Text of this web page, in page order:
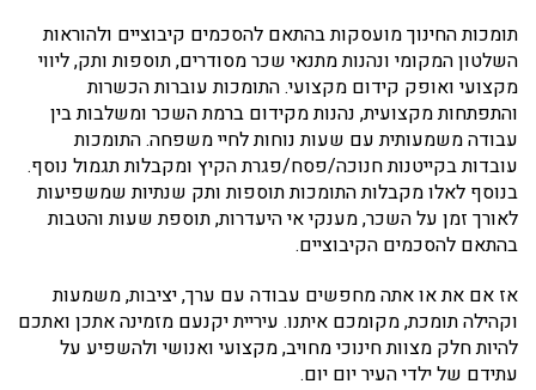
תומכות החינוך מועסקות בהתאם להסכמים קיבוציים ולהוראות
השלטון המקומי ונהנות מתנאי שכר מסודרים, תוספות ותק, ליווי
מקצועי ואופק קידום מקצועי. התומכות עוברות הכשרות
והתפתחות מקצועית, נהנות מקידום ברמת השכר ומשלבות בין
עבודה משמעותית עם שעות נוחות לחיי משפחה. התומכות
עובדות בקייטנות חנוכה/פסח/פגרת הקיץ ומקבלות תגמול נוסף.
בנוסף לאלו מקבלות התומכות תוספות ותק שנתיות שמשפיעות
לאורך זמן על השכר, מענקי אי היעדרות, תוספת שעות והטבות
בהתאם להסכמים הקיבוציים.
אז אם את או אתה מחפשים עבודה עם ערך, יציבות, משמעות
וקהילה תומכת, מקומכם איתנו. עיריית יקנעם מזמינה אתכן ואתכם
להיות חלק מצוות חינוכי מחויב, מקצועי ואנושי ולהשפיע על
עתידם של ילדי העיר יום יום.